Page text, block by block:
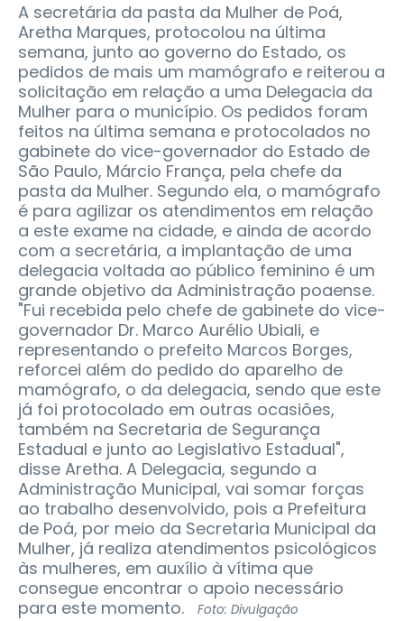
A secretária da pasta da Mulher de Poá,
Aretha Marques, protocolou na última
semana, junto ao governo do Estado, os
pedidos de mais um mamógrafo e reiterou a
solicitação em relação a uma Delegacia da
Mulher para o município. Os pedidos foram
feitos na última semana e protocolados no
gabinete do vice-governador do Estado de
São Paulo, Márcio França, pela chefe da
pasta da Mulher. Segundo ela, o mamógrafo
é para agilizar os atendimentos em relação
a este exame na cidade, e ainda de acordo
com a secretária, a implantação de uma
delegacia voltada ao público feminino é um
grande objetivo da Administração poaense.
"Fui recebida pelo chefe de gabinete do vice-
governador Dr. Marco Aurélio Ubiali, e
representando o prefeito Marcos Borges,
reforcei além do pedido do aparelho de
mamógrafo, o da delegacia, sendo que este
já foi protocolado em outras ocasiões,
também na Secretaria de Segurança
Estadual e junto ao Legislativo Estadual",
disse Aretha. A Delegacia, segundo a
Administração Municipal, vai somar forças
ao trabalho desenvolvido, pois a Prefeitura
de Poá, por meio da Secretaria Municipal da
Mulher, já realiza atendimentos psicológicos
às mulheres, em auxílio à vítima que
consegue encontrar o apoio necessário
para este momento.
Foto: Divulgação